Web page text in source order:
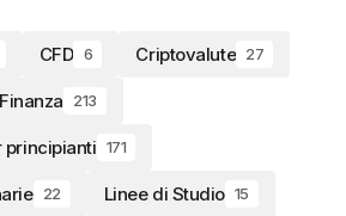
CFD 6 Criptovalute 27
Finanza 213
principianti 171
22 Linee di Studio 15